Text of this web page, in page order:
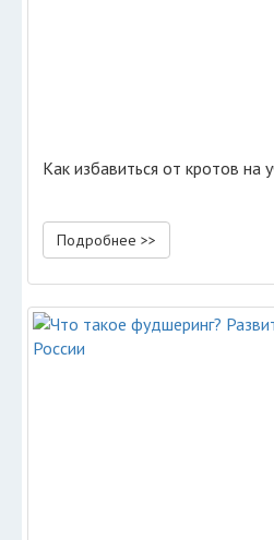
Как избавиться от кротов на
Подробнее >>